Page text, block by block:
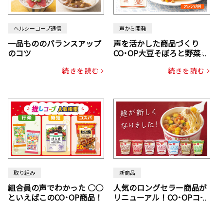
ヘルシーコープ通信
一品もののバランスアップ
のコツ
続きを読む
声から開発
声を活かした商品づくり
CO･OP大豆そぼろと野菜ミ
じん・コーン入り）続きを読む
取り組み
組合員の声でわかった ○○
といえばこのCO･OP商品！
新商品
人気のロングセラー商品が
リニューアル！CO･OPコー